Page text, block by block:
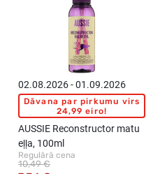
02.08.2026 - 01.09.2026
Dāvana par pirkumu virs
24,99 eiro!
AUSSIE Reconstructor matu
eļļa, 100ml
Regulārā cena
10,49 €